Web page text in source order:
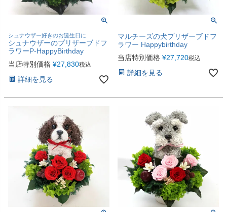
シュナウザー好きのお誕生日に
シュナウザーのプリザーブドフ
ラワーP-HappyBirthday
当店特別価格 ¥27,830税込
詳細を見る
マルチーズの犬プリザーブドフ
ラワー Happybirthday
当店特別価格 ¥27,720税込
詳細を見る